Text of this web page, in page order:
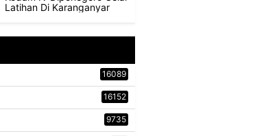
Latihan Di Karanganyar
16089
16152
9735